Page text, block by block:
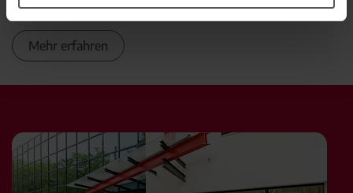
Termin in der HZA im Marktkauf
Mehr erfahren